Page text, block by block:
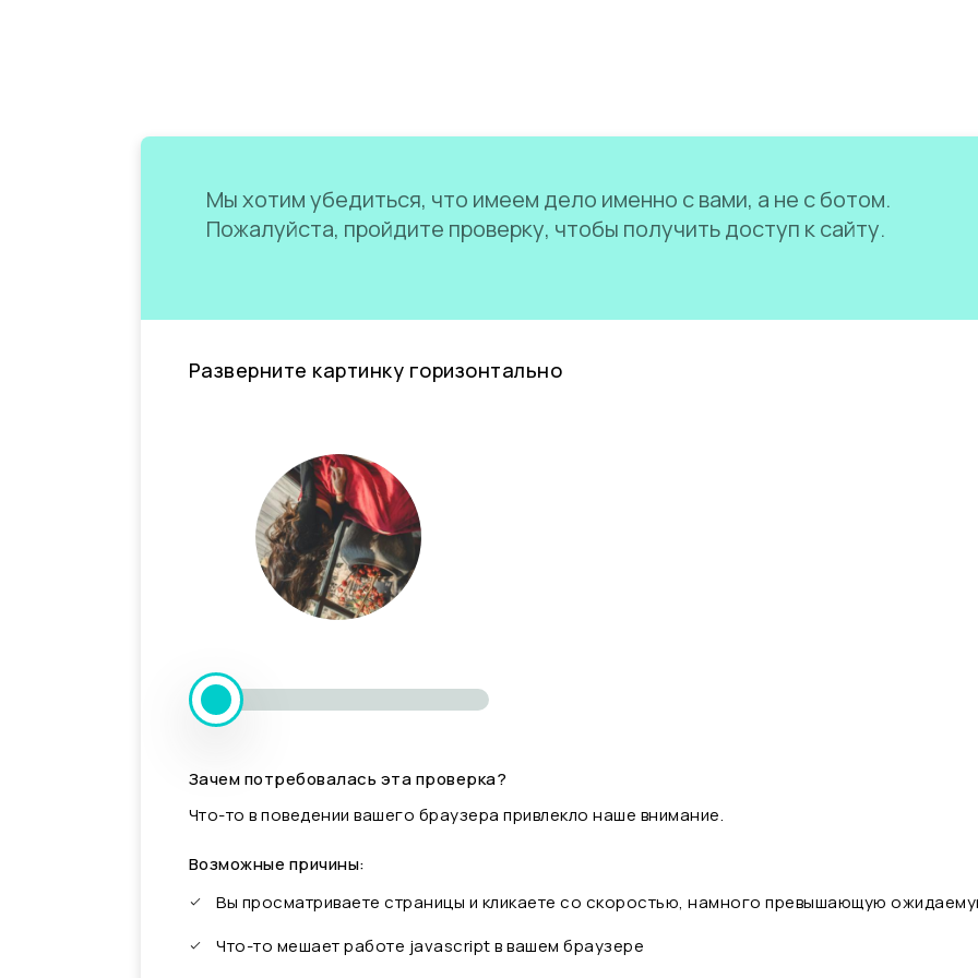
Мы хотим убедиться, что имеем дело именно с вами, а не с ботом.
Пожалуйста, пройдите проверку, чтобы получить доступ к сайту.
Разверните картинку горизонтально
Зачем потребовалась эта проверка?
Что-то в поведении вашего браузера привлекло наше внимание.
Возможные причины:
Вы просматриваете страницы и кликаете со скоростью, намного превышающую
Что-то мешает работе javascript в вашем браузере